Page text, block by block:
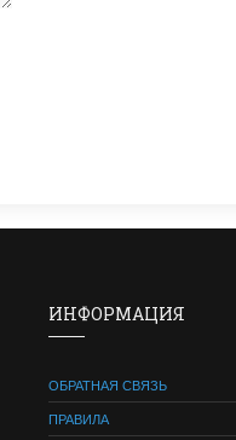
ИНФОРМАЦИЯ
ОБРАТНАЯ СВЯЗЬ
ПРАВИЛА